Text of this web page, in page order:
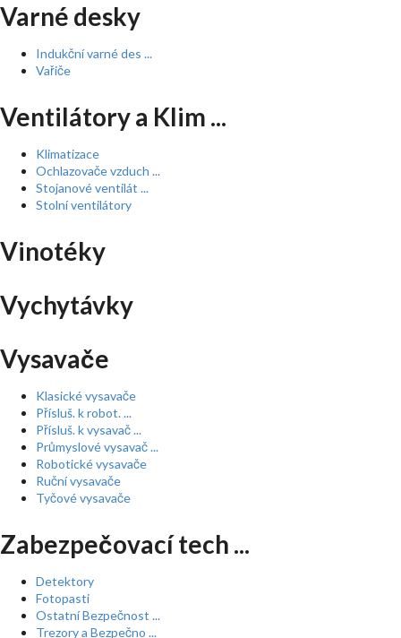
Varné desky
Indukční varné des ...
Vařiče
Ventilátory a Klim ...
Klimatizace
Ochlazovače vzduch ...
Stojanové ventilát ...
Stolní ventilátory
Vinotéky
Vychytávky
Vysavače
Klasické vysavače
Přísluš. k robot. ...
Přísluš. k vysavač ...
Průmyslové vysavač ...
Robotické vysavače
Ruční vysavače
Tyčové vysavače
Zabezpečovací tech ...
Detektory
Fotopasti
Ostatní Bezpečnost ...
Trezory a Bezpečno ...